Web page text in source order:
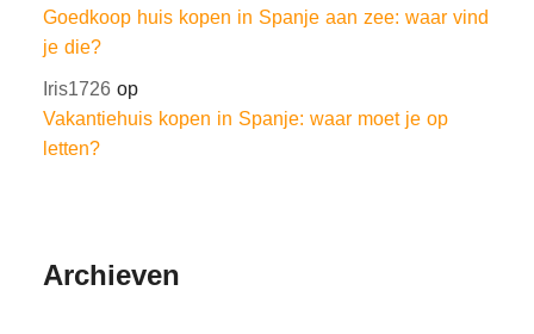
Goedkoop huis kopen in Spanje aan zee: waar vind
je die?
Iris1726 op
Vakantiehuis kopen in Spanje: waar moet je op
letten?
Archieven